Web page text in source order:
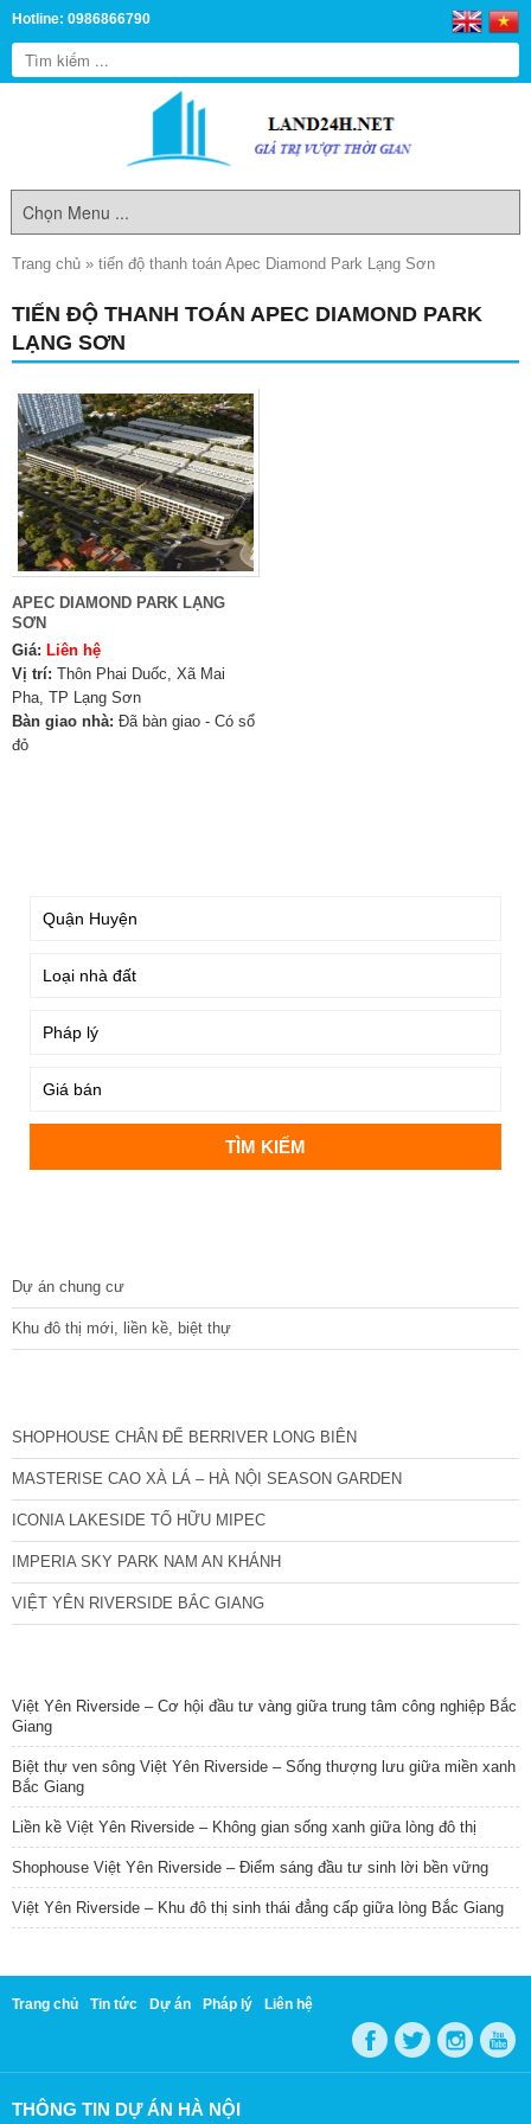
Hotline: 0986866790
Trang chủ » tiến độ thanh toán Apec Diamond Park Lạng Sơn
TIẾN ĐỘ THANH TOÁN APEC DIAMOND PARK
LẠNG SƠN
APEC DIAMOND PARK LẠNG
SƠN
Giá: Liên hệ
Vị trí: Thôn Phai Duốc, Xã Mai
Pha, TP Lạng Sơn
Bàn giao nhà: Đã bàn giao - Có sổ
đỏ
Dự án chung cư
Khu đô thị mới, liền kề, biệt thự
SHOPHOUSE CHÂN ĐẾ BERRIVER LONG BIÊN
MASTERISE CAO XÀ LÁ – HÀ NỘI SEASON GARDEN
ICONIA LAKESIDE TỐ HỮU MIPEC
IMPERIA SKY PARK NAM AN KHÁNH
VIỆT YÊN RIVERSIDE BẮC GIANG
Việt Yên Riverside – Cơ hội đầu tư vàng giữa trung tâm công nghiệp Bắc
Giang
Biệt thự ven sông Việt Yên Riverside – Sống thượng lưu giữa miền xanh
Bắc Giang
Liền kề Việt Yên Riverside – Không gian sống xanh giữa lòng đô thị
Shophouse Việt Yên Riverside – Điểm sáng đầu tư sinh lời bền vững
Việt Yên Riverside – Khu đô thị sinh thái đẳng cấp giữa lòng Bắc Giang
Trang chủ Tin tức Dự án Pháp lý Liên hệ
THÔNG TIN DỰ ÁN HÀ NỘI